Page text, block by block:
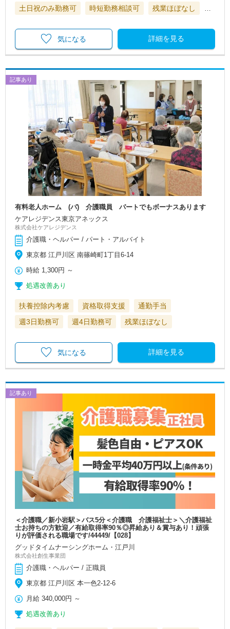
土日祝のみ勤務可 時短勤務相談可 残業ほぼなし …
詳細を見る
気になる
記事あり
有料老人ホーム (パ) 介護職員 パートでもボーナスあります
ケアレジデンス東京アネックス
株式会社ケアレジデンス
介護職・ヘルパー / パート・アルバイト
東京都 江戸川区 南篠崎町1丁目6-14
時給 1,300円 ～
処遇改善あり
扶養控除内考慮 資格取得支援
通勤手当
週3日勤務可
週4日勤務可 残業ほぼなし
詳細を見る
気になる
記事あり
＜介護職／新小岩駅＞バス5分＜介護職 介護福祉士＞＼介護福祉
士お持ちの方歓迎／有給取得率90％◎昇給あり＆賞与あり！頑張
りが評価される職場です/44449/【028】
グッドタイムナーシングホーム・江戸川
株式会社創生事業団
介護職・ヘルパー / 正職員
東京都 江戸川区 本一色2-12-6
月給 340,000円 ～
処遇改善あり